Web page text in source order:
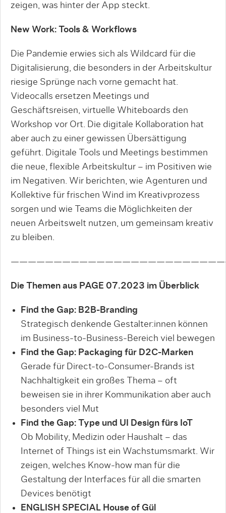
zeigen, was hinter der App steckt.
New Work: Tools & Workflows
Die Pandemie erwies sich als Wildcard für die
Digitalisierung, die besonders in der Arbeitskultur
riesige Sprünge nach vorne gemacht hat.
Videocalls ersetzen Meetings und
Geschäftsreisen, virtuelle Whiteboards den
Workshop vor Ort. Die digitale Kollaboration hat
aber auch zu einer gewissen Übersättigung
geführt. Digitale Tools und Meetings bestimmen
die neue, flexible Arbeitskultur – im Positiven wie
im Negativen. Wir berichten, wie Agenturen und
Kollektive für frischen Wind im Kreativprozess
sorgen und wie Teams die Möglichkeiten der
neuen Arbeitswelt nutzen, um gemeinsam kreativ
zu bleiben.
Die Themen aus PAGE 07.2023 im Überblick
Find the Gap: B2B-Branding
Strategisch denkende Gestalter:innen können
im Business-to-Business-Bereich viel bewegen
Find the Gap: Packaging für D2C-Marken
Gerade für Direct-to-Consumer-Brands ist
Nachhaltigkeit ein großes Thema – oft
beweisen sie in ihrer Kommunikation aber auch
besonders viel Mut
Find the Gap: Type und UI Design fürs IoT
Ob Mobility, Medizin oder Haushalt – das
Internet of Things ist ein Wachstumsmarkt. Wir
zeigen, welches Know-how man für die
Gestaltung der Interfaces für all die smarten
Devices benötigt
ENGLISH SPECIAL House of Gül